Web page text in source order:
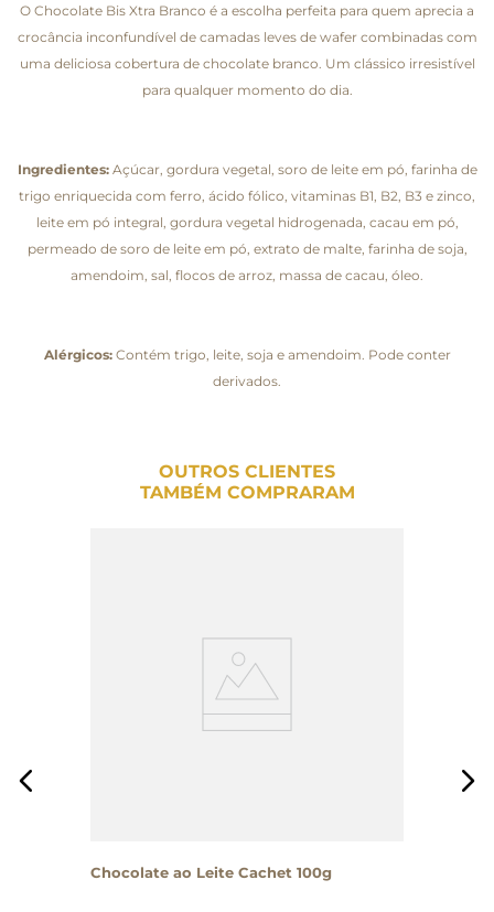
O Chocolate Bis Xtra Branco é a escolha perfeita para quem aprecia a
crocância inconfundível de camadas leves de wafer combinadas com
uma deliciosa cobertura de chocolate branco. Um clássico irresistível
para qualquer momento do dia.
Ingredientes:Açúcar, gordura vegetal, soro de leite em pó, farinha de
trigo enriquecida com ferro, ácido fólico, vitaminas B1, B2, B3 e zinco,
leite em pó integral, gordura vegetal hidrogenada, cacau em pó,
permeado de soro de leite em pó, extrato de malte, farinha de soja,
amendoim, sal, flocos de arroz, massa de cacau, óleo.
Alérgicos:Contém trigo, leite, soja e amendoim. Pode conter
derivados.
OUTROS CLIENTES
TAMBÉM COMPRARAM
Chocolate ao Leite Cachet 100g